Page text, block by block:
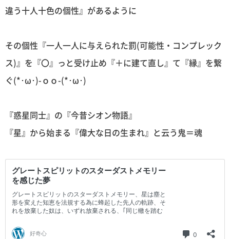
違う十人十色の個性』があるように
その個性『一人一人に与えられた罰(可能性・コンプレック
ス)』を『〇』っと受け止め『＋に建て直し』て『縁』を繋
ぐ(*･ω･)-ｏｏ-(*･ω･)
『惑星同士』の『今昔シオン物語』
『星』から始まる『偉大な日の生まれ』と云う鬼＝魂